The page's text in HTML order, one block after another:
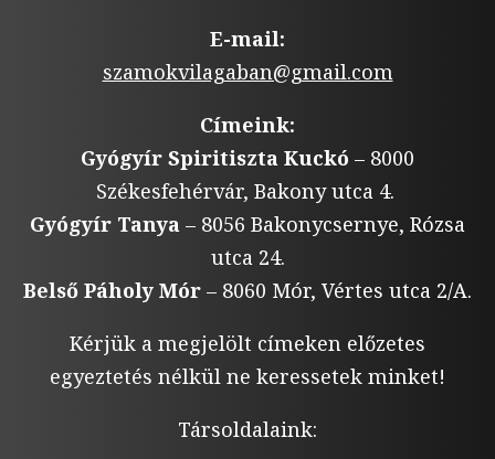
E-mail:
szamokvilagaban@gmail.com
Címeink:
Gyógyír Spiritiszta Kuckó – 8000
Székesfehérvár, Bakony utca 4.
Gyógyír Tanya – 8056 Bakonycsernye, Rózsa
utca 24.
Belső Páholy Mór – 8060 Mór, Vértes utca 2/A.
Kérjük a megjelölt címeken előzetes
egyeztetés nélkül ne keressetek minket!
Társoldalaink: